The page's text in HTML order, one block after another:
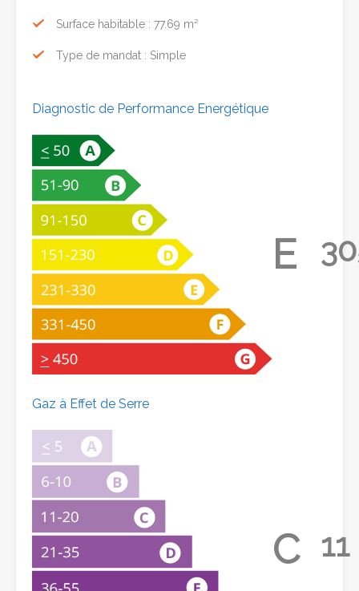
Surface habitable : 77.69 m²
Type de mandat : Simple
Diagnostic de Performance Energétique
E
Gaz à Effet de Serre
C 11